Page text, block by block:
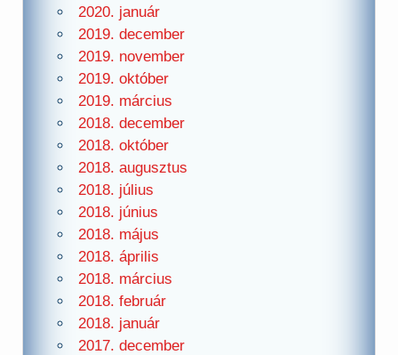
2020. január
2019. december
2019. november
2019. október
2019. március
2018. december
2018. október
2018. augusztus
2018. július
2018. június
2018. május
2018. április
2018. március
2018. február
2018. január
2017. december